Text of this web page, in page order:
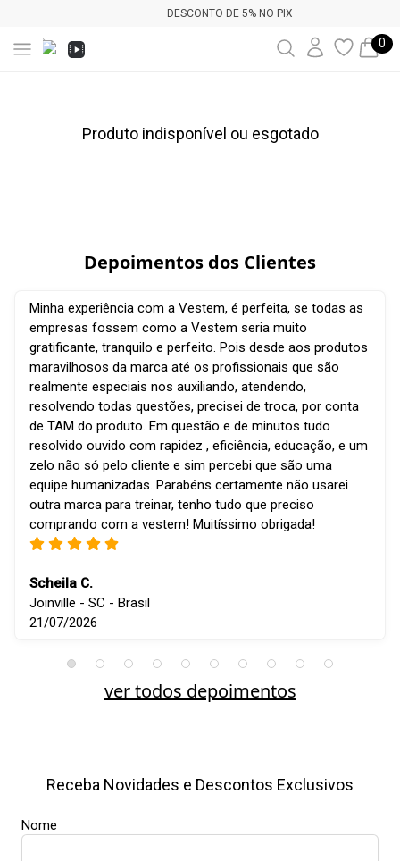
DESCONTO DE 5% NO PIX
0
Produto indisponível ou esgotado
Depoimentos dos Clientes
Minha experiência com a Vestem, é perfeita, se todas as
empresas fossem como a Vestem seria muito
gratificante, tranquilo e perfeito. Pois desde aos produtos
maravilhosos da marca até os profissionais que são
realmente especiais nos auxiliando, atendendo,
resolvendo todas questões, precisei de troca, por conta
de TAM do produto. Em questão e de minutos tudo
resolvido ouvido com rapidez , eficiência, educação, e um
zelo não só pelo cliente e sim percebi que são uma
equipe humanizadas. Parabéns certamente não usarei
outra marca para treinar, tenho tudo que preciso
comprando com a vestem! Muitíssimo obrigada!
Scheila C.
Joinville - SC - Brasil
21/07/2026
ver todos depoimentos
Receba Novidades e Descontos Exclusivos
Nome